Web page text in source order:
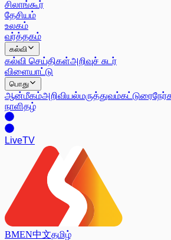
சிலாங்கூர்
தேசியம்
உலகம்
வர்த்தகம்
கல்வி
கல்வி செய்திகள்அறிவுச் சுடர்
விளையாட்டு
பொது
ஆன்மீகம்அறிவியல்மருத்துவம்கட்டுரை
நாளிதழ்
LiveTV
BMEN中文தமிழ்